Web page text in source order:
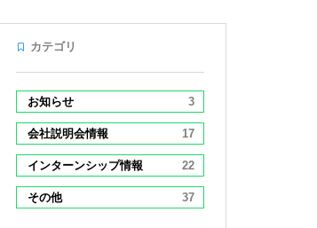
カテゴリ
お知らせ 3
会社説明会情報 17
インターンシップ情報 22
その他 37